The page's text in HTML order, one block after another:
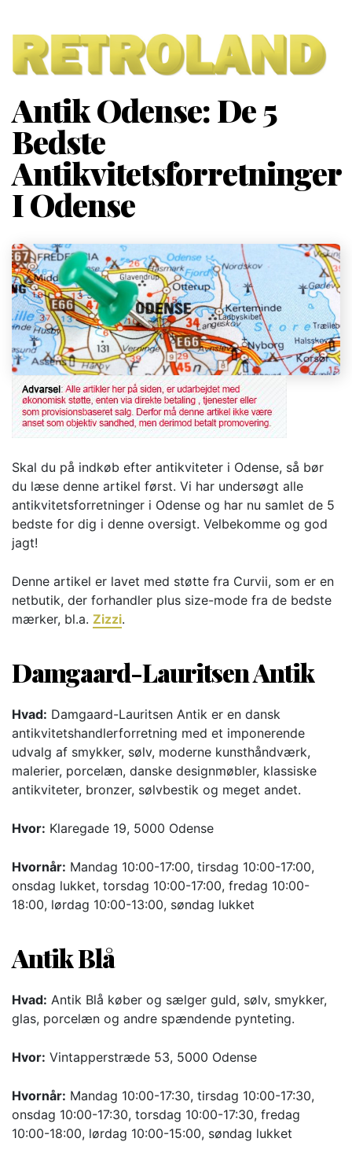
Antik Odense: De 5
Bedste
Antikvitetsforretninger
I Odense
Skal du på indkøb efter antikviteter i Odense, så bør
du læse denne artikel først. Vi har undersøgt alle
antikvitetsforretninger i Odense og har nu samlet de 5
bedste for dig i denne oversigt. Velbekomme og god
jagt!
Denne artikel er lavet med støtte fra Curvii, som er en
netbutik, der forhandler plus size-mode fra de bedste
mærker, bl.a. Zizzi.
Damgaard-Lauritsen Antik
Hvad: Damgaard-Lauritsen Antik er en dansk
antikvitetshandlerforretning med et imponerende
udvalg af smykker, sølv, moderne kunsthåndværk,
malerier, porcelæn, danske designmøbler, klassiske
antikviteter, bronzer, sølvbestik og meget andet.
Hvor: Klaregade 19, 5000 Odense
Hvornår: Mandag 10:00-17:00, tirsdag 10:00-17:00,
onsdag lukket, torsdag 10:00-17:00, fredag 10:00-
18:00, lørdag 10:00-13:00, søndag lukket
Antik Blå
Hvad: Antik Blå køber og sælger guld, sølv, smykker,
glas, porcelæn og andre spændende pynteting.
Hvor: Vintapperstræde 53, 5000 Odense
Hvornår: Mandag 10:00-17:30, tirsdag 10:00-17:30,
onsdag 10:00-17:30, torsdag 10:00-17:30, fredag
10:00-18:00, lørdag 10:00-15:00, søndag lukket